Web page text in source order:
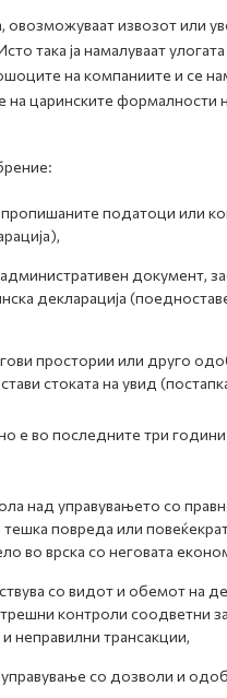
овозможуваат извозот или
така ја намалуваат
на компаниите и се
на царинските
податоци или
документ,
декларација
простории или друго
стоката на увид
е во последните три
над управувањето со
повреда или
во врска со неговата
со видот и обемот на
контроли соодветни
неправилни трансакции,
со дозволи и